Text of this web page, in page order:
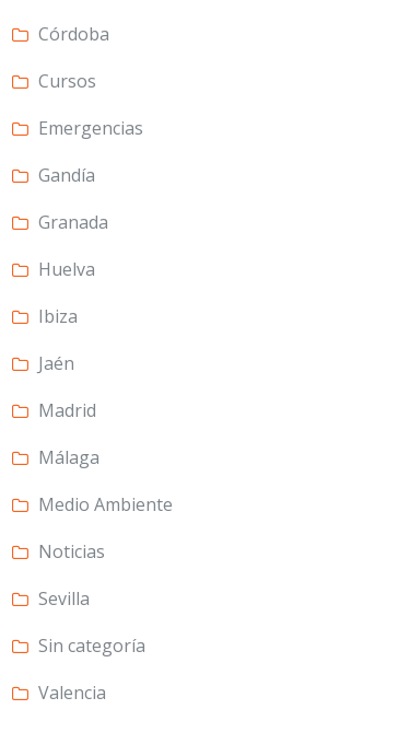
Córdoba
Cursos
Emergencias
Gandía
Granada
Huelva
Ibiza
Jaén
Madrid
Málaga
Medio Ambiente
Noticias
Sevilla
Sin categoría
Valencia